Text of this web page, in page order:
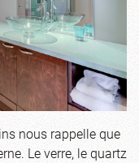
nous rappelle que
Le verre, le quartz